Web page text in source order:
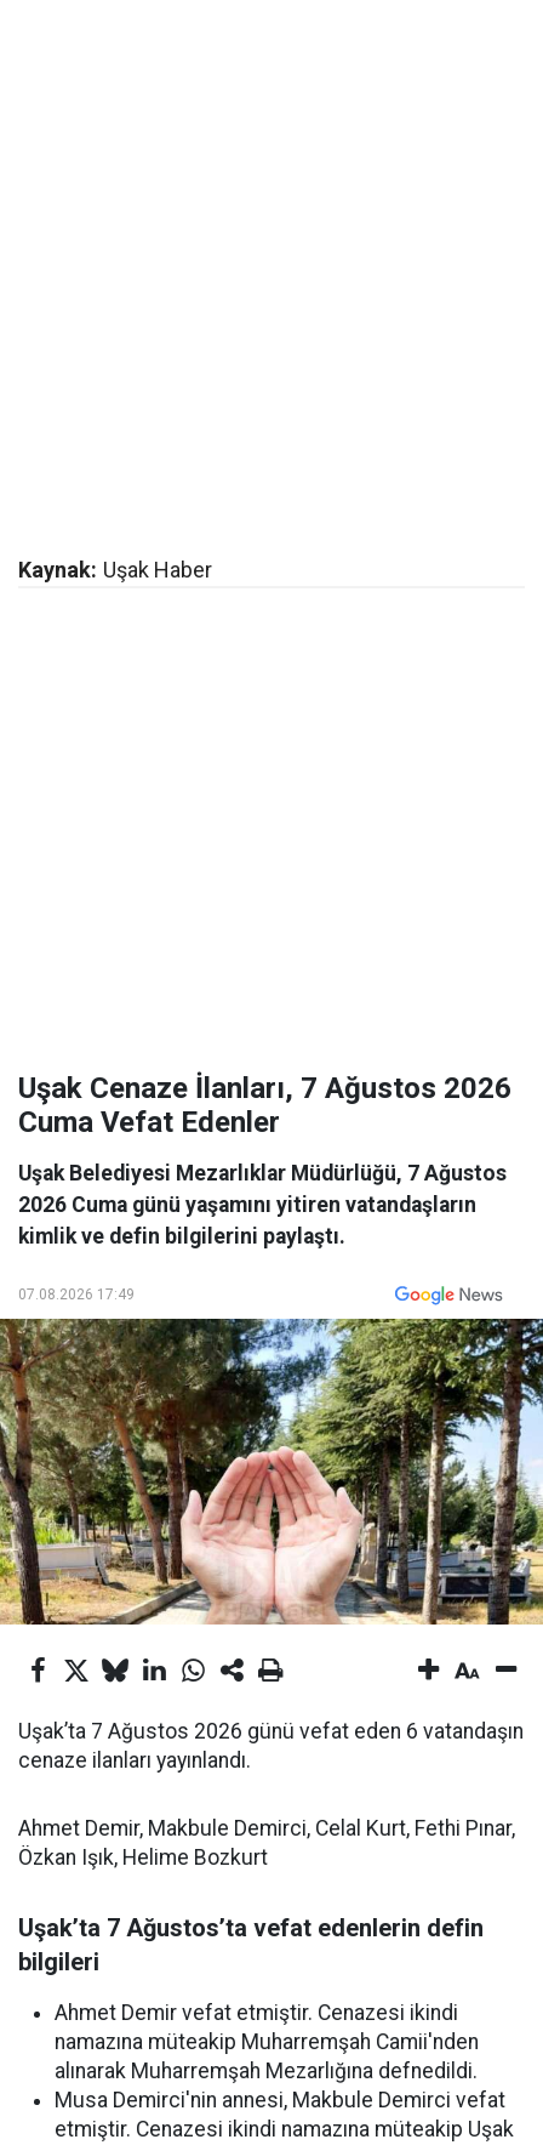
Kaynak: Uşak Haber
Uşak Cenaze İlanları, 7 Ağustos 2026
Cuma Vefat Edenler
Uşak Belediyesi Mezarlıklar Müdürlüğü, 7 Ağustos
2026 Cuma günü yaşamını yitiren vatandaşların
kimlik ve defin bilgilerini paylaştı.
07.08.2026 17:49
Uşak’ta 7 Ağustos 2026 günü vefat eden 6 vatandaşın
cenaze ilanları yayınlandı.
Ahmet Demir, Makbule Demirci, Celal Kurt, Fethi Pınar,
Özkan Işık, Helime Bozkurt
Uşak’ta 7 Ağustos’ta vefat edenlerin defin
bilgileri
Ahmet Demir vefat etmiştir. Cenazesi ikindi
namazına müteakip Muharremşah Camii'nden
alınarak Muharremşah Mezarlığına defnedildi.
Musa Demirci'nin annesi, Makbule Demirci vefat
etmiştir. Cenazesi ikindi namazına müteakip Uşak